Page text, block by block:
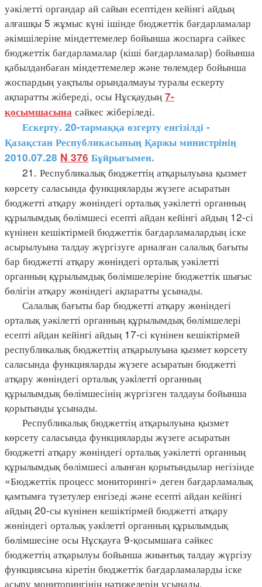
уәкілетті органдар ай сайын есептіден кейінгі айдың
алғашқы 5 жұмыс күні ішінде бюджеттік бағдарламалар
әкімшілеріне міндеттемелер бойынша жоспарға сәйкес
бюджеттік бағдарламалар (кіші бағдарламалар) бойынша
қабылданбаған міндеттемелер және төлемдер бойынша
жоспардың уақтылы орындалмауы туралы ескерту
ақпаратты жібереді, осы Нұсқаудың 7-
қосымшасына сәйкес жіберіледі.
Ескерту. 20-тармаққа өзгерту енгізілді -
Қазақстан Республикасының Қаржы министрінің
2010.07.28 N 376 Бұйрығымен.
21. Республикалық бюджеттің атқарылуына қызмет
көрсету саласында функцияларды жүзеге асыратын
бюджетті атқару жөніндегі орталық уәкілетті органның
құрылымдық бөлімшесі есепті айдан кейінгі айдың 12-сі
күнінен кешіктірмей бюджеттік бағдарламалардың іске
асырылуына талдау жүргізуге арналған салалық бағыты
бар бюджетті атқару жөніндегі орталық уәкілетті
органның құрылымдық бөлімшелеріне бюджеттік шығыс
бөлігін атқару жөніндегі ақпаратты ұсынады.
Салалық бағыты бар бюджетті атқару жөніндегі
орталық уәкілетті органның құрылымдық бөлімшелері
есепті айдан кейінгі айдың 17-сі күнінен кешіктірмей
республикалық бюджеттің атқарылуына қызмет көрсету
саласында функцияларды жүзеге асыратын бюджетті
атқару жөніндегі орталық уәкiлеттi органның
құрылымдық бөлімшесінің жүргізген талдауы бойынша
қорытынды ұсынады.
Республикалық бюджеттің атқарылуына қызмет
көрсету саласында функцияларды жүзеге асыратын
бюджетті атқару жөніндегі орталық уәкілетті органның
құрылымдық бөлімшесі алынған қорытындылар негізінде
«Бюджеттік процесс мониторингі» деген бағдарламалық
қамтымға түзетулер енгізеді және есепті айдан кейінгі
айдың 20-сы күнінен кешіктірмей бюджетті атқару
жөніндегі орталық уәкiлеттi органның құрылымдық
бөлімшесіне осы Нұсқауға 9-қосымшаға сәйкес
бюджеттің атқарылуы бойынша жиынтық талдау жүргізу
функциясына кіретін бюджеттік бағдарламаларды іске
асыру мониторингінің нәтижелерін ұсынады.